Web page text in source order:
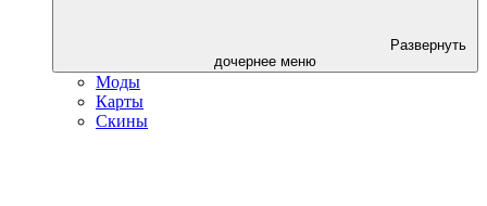
Развернуть
дочернее меню
Моды
Карты
Скины